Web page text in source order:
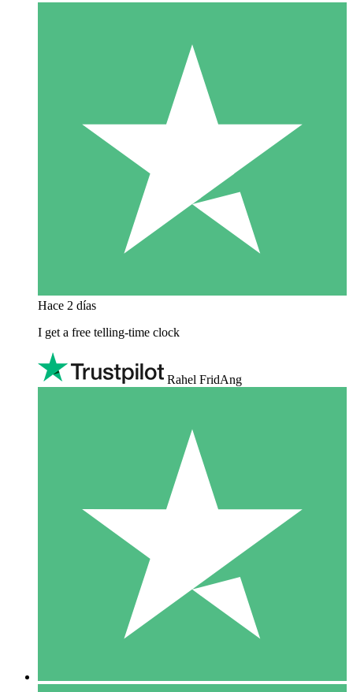
Hace 2 días
I get a free telling-time clock
Rahel FridAng